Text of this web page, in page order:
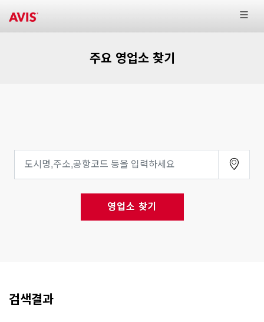
주요 영업소 찾기
영업소 찾기
검색결과